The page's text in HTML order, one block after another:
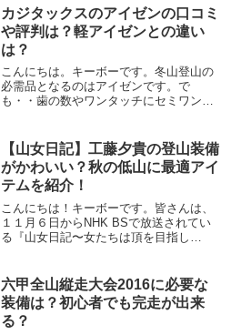
ちらの記事では、初夏の大山（伯耆大
山）登山の装備や服装について解説しま
す。
カジタックスのアイゼンの口コミ
や評判は？軽アイゼンとの違い
は？
こんにちは。キーボーです。冬山登山の
必需品となるのはアイゼンです。で
も・・歯の数やワンタッチにセミワンタ
今回はコストパフォーマンスに優れたカ
ジタックスのアイゼンを用途別...
【山女日記】工藤夕貴の登山装備
がかわいい？秋の低山に最適アイ
テムを紹介！
こんにちは！キーボーです。皆さんは、
１１月６日からNHK BSで放送されてい
る『山女日記〜女たちは頂を目指し
参考になったのでまとめてみました。原
作は湊かなえさん原作は『...
六甲全山縦走大会2016に必要な
装備は？初心者でも完走が出来
る？